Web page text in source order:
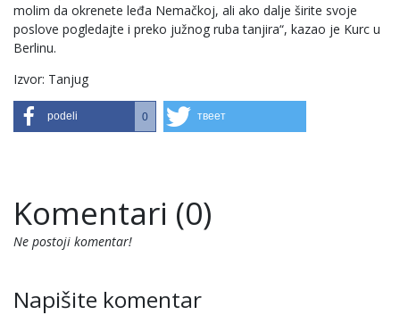
molim da okrenete leđa Nemačkoj, ali ako dalje širite svoje
poslove pogledajte i preko južnog ruba tanjira“, kazao je Kurc u
Berlinu.
Izvor: Tanjug
podeli 0 твеет
Komentari (0)
Ne postoji komentar!
Napišite komentar